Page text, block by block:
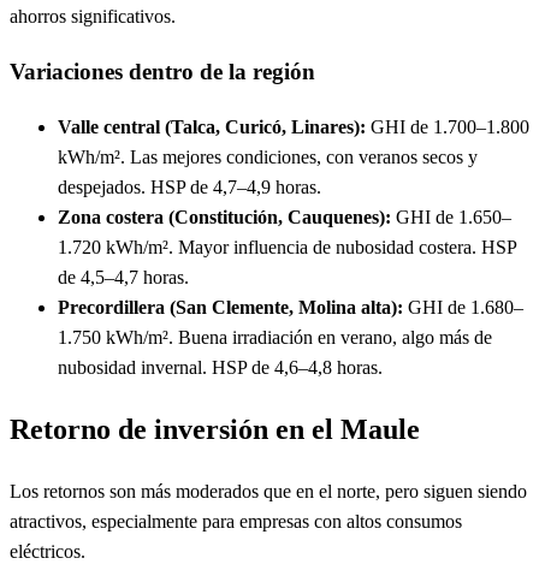
ahorros significativos.
Variaciones dentro de la región
Valle central (Talca, Curicó, Linares): GHI de 1.700–1.800
kWh/m². Las mejores condiciones, con veranos secos y
despejados. HSP de 4,7–4,9 horas.
Zona costera (Constitución, Cauquenes): GHI de 1.650–
1.720 kWh/m². Mayor influencia de nubosidad costera. HSP
de 4,5–4,7 horas.
Precordillera (San Clemente, Molina alta): GHI de 1.680–
1.750 kWh/m². Buena irradiación en verano, algo más de
nubosidad invernal. HSP de 4,6–4,8 horas.
Retorno de inversión en el Maule
Los retornos son más moderados que en el norte, pero siguen siendo
atractivos, especialmente para empresas con altos consumos
eléctricos.